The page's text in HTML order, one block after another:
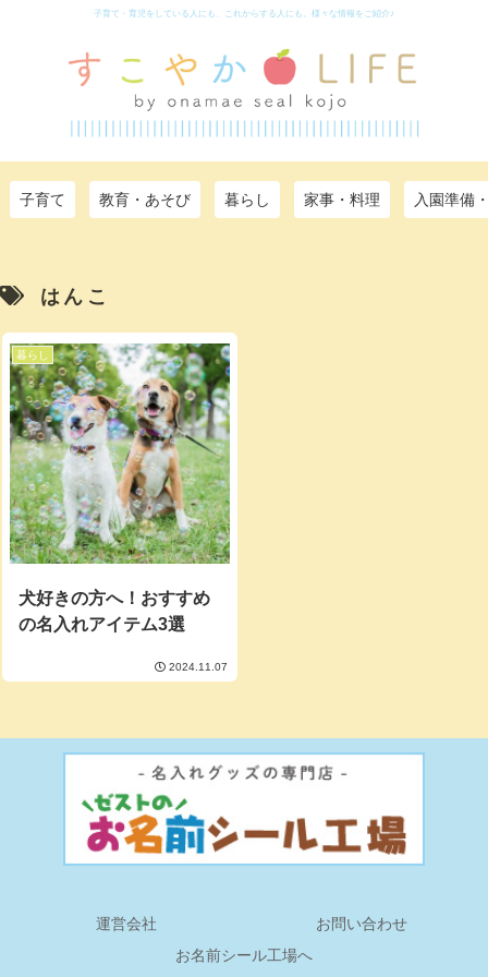
子育て・育児をしている人にも、これからする人にも。様々な情報をご紹介♪
子育て 教育・あそび 暮らし 家事・料理 入園準備
はんこ
暮らし
犬好きの方へ！おすすめ
の名入れアイテム3選
2024.11.07
運営会社
お問い合わせ
お名前シール工場へ